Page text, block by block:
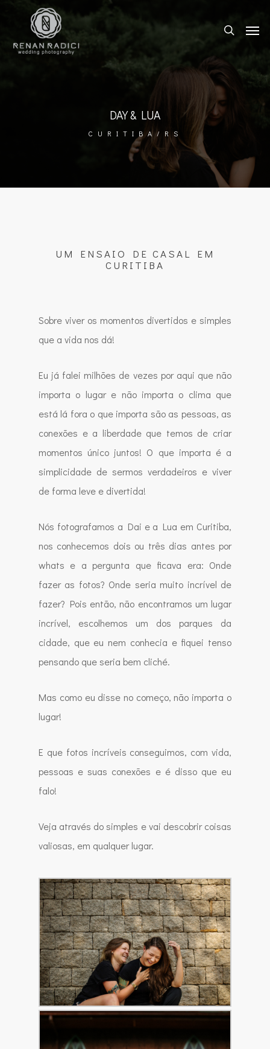
DAY & LUA
CURITIBA/RS
UM ENSAIO DE CASAL EM
CURITIBA
Sobre viver os momentos divertidos e simples
que a vida nos dá!
Eu já falei milhões de vezes por aqui que não
importa o lugar e não importa o clima que
está lá fora o que importa são as pessoas, as
conexões e a liberdade que temos de criar
momentos único juntos! O que importa é a
simplicidade de sermos verdadeiros e viver
de forma leve e divertida!
Nós fotografamos a Dai e a Lua em Curitiba,
nos conhecemos dois ou três dias antes por
whats e a pergunta que ficava era: Onde
fazer as fotos? Onde seria muito incrível de
fazer? Pois então, não encontramos um lugar
incrível, escolhemos um dos parques da
cidade, que eu nem conhecia e fiquei tenso
pensando que seria bem cliché.
Mas como eu disse no começo, não importa o
lugar!
E que fotos incríveis conseguimos, com vida,
pessoas e suas conexões e é disso que eu
falo!
Veja através do simples e vai descobrir coisas
valiosas, em qualquer lugar.